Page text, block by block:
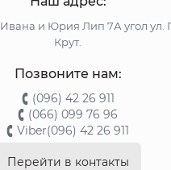
Ивана и Юрия Лип 7А угол ул.
Крут.
Позвоните нам:
(096) 42 26 911
(066) 099 76 96
Viber(096) 42 26 911
Перейти в контакты